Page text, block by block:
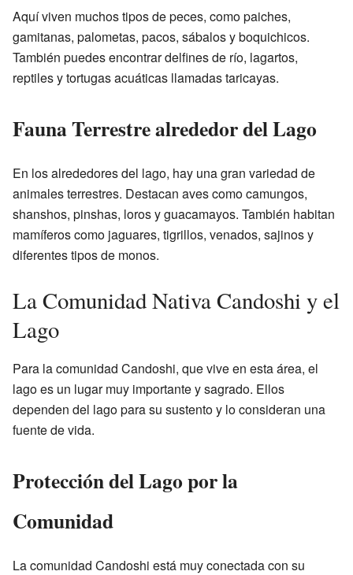
Aquí viven muchos tipos de peces, como paiches,
gamitanas, palometas, pacos, sábalos y boquichicos.
También puedes encontrar delfines de río, lagartos,
reptiles y tortugas acuáticas llamadas taricayas.
Fauna Terrestre alrededor del Lago
En los alrededores del lago, hay una gran variedad de
animales terrestres. Destacan aves como camungos,
shanshos, pinshas, loros y guacamayos. También habitan
mamíferos como jaguares, tigrillos, venados, sajinos y
diferentes tipos de monos.
La Comunidad Nativa Candoshi y el
Lago
Para la comunidad Candoshi, que vive en esta área, el
lago es un lugar muy importante y sagrado. Ellos
dependen del lago para su sustento y lo consideran una
fuente de vida.
Protección del Lago por la
Comunidad
La comunidad Candoshi está muy conectada con su